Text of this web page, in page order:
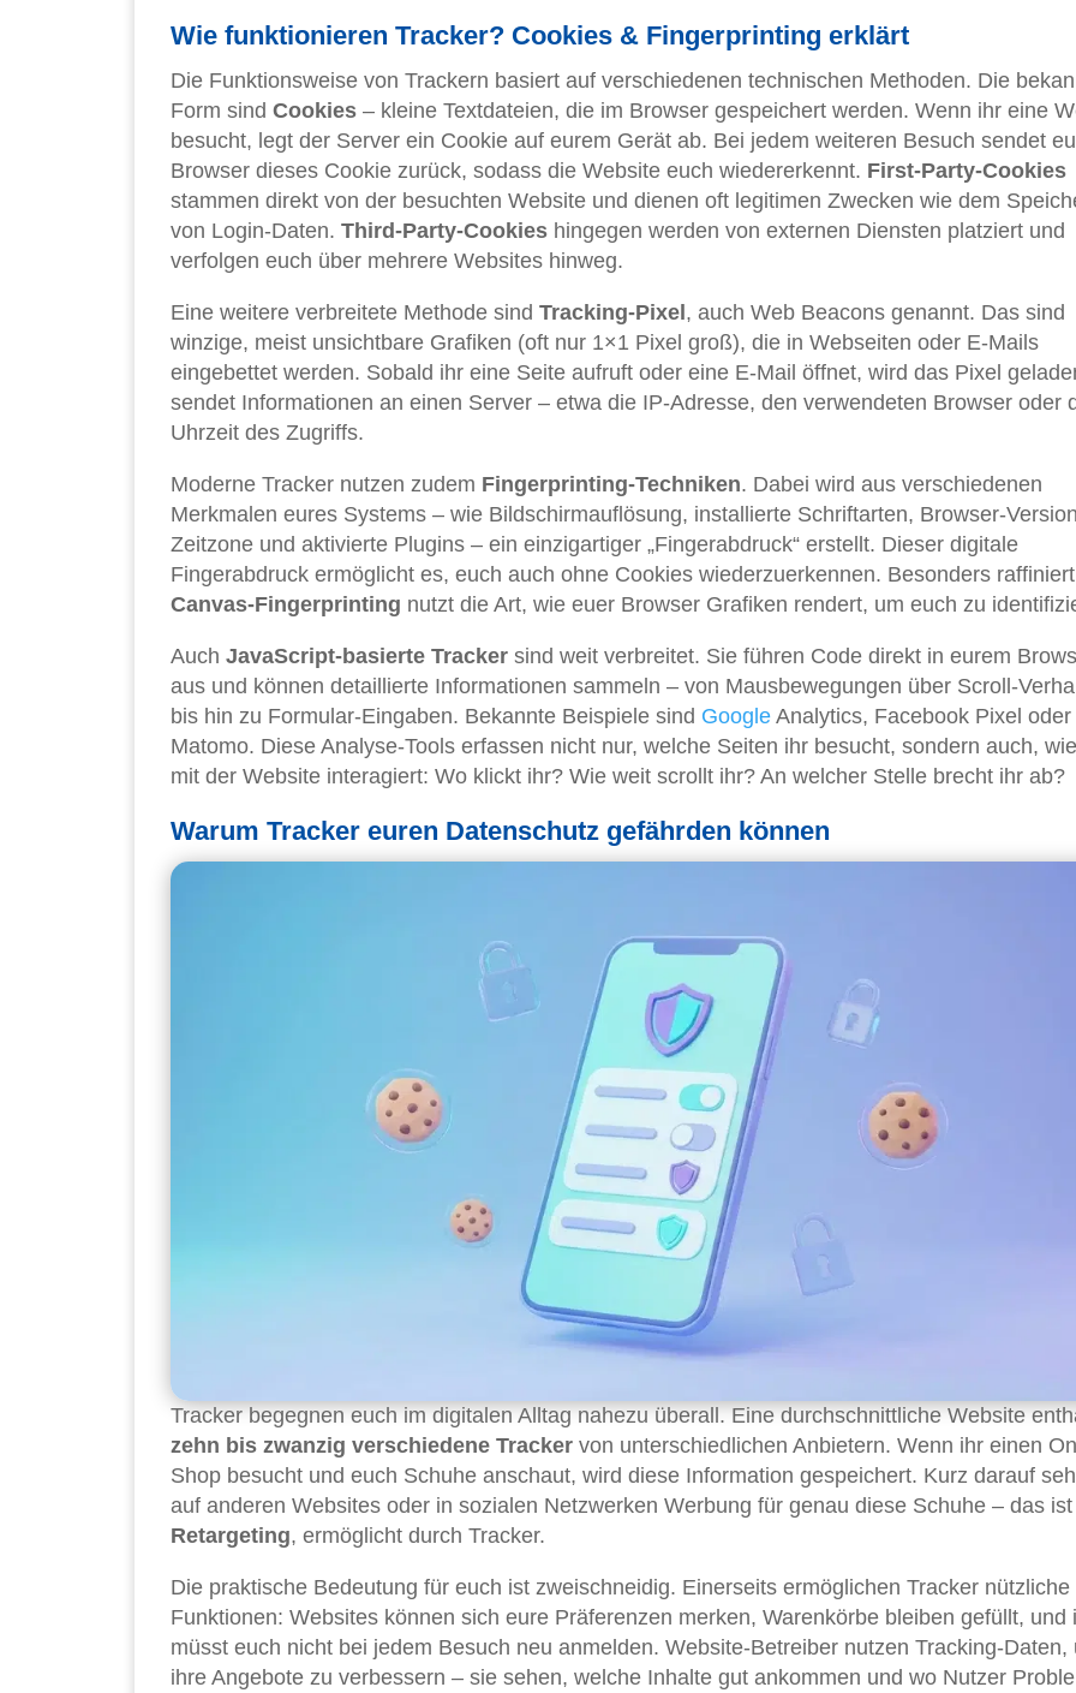
Wie funktionieren Tracker? Cookies & Fingerprinting erklärt
Die Funktionsweise von Trackern basiert auf verschiedenen technischen Methoden. Die
Form sind Cookies – kleine Textdateien, die im Browser gespeichert werden. Wenn ihr eine
besucht, legt der Server ein Cookie auf eurem Gerät ab. Bei jedem weiteren Besuch sendet
Browser dieses Cookie zurück, sodass die Website euch wiedererkennt. First-Party-Cookies
stammen direkt von der besuchten Website und dienen oft legitimen Zwecken wie dem
von Login-Daten. Third-Party-Cookies hingegen werden von externen Diensten platziert und
verfolgen euch über mehrere Websites hinweg.
Eine weitere verbreitete Methode sind Tracking-Pixel, auch Web Beacons genannt. Das sind
winzige, meist unsichtbare Grafiken (oft nur 1×1 Pixel groß), die in Webseiten oder E-Mails
eingebettet werden. Sobald ihr eine Seite aufruft oder eine E-Mail öffnet, wird das Pixel
sendet Informationen an einen Server – etwa die IP-Adresse, den verwendeten Browser oder
Uhrzeit des Zugriffs.
Moderne Tracker nutzen zudem Fingerprinting-Techniken. Dabei wird aus verschiedenen
Merkmalen eures Systems – wie Bildschirmauflösung, installierte Schriftarten, Browser-
Zeitzone und aktivierte Plugins – ein einzigartiger „Fingerabdruck“ erstellt. Dieser digitale
Fingerabdruck ermöglicht es, euch auch ohne Cookies wiederzuerkennen. Besonders
Canvas-Fingerprinting nutzt die Art, wie euer Browser Grafiken rendert, um euch zu
Auch JavaScript-basierte Tracker sind weit verbreitet. Sie führen Code direkt in eurem
aus und können detaillierte Informationen sammeln – von Mausbewegungen über Scroll-
bis hin zu Formular-Eingaben. Bekannte Beispiele sind Google Analytics, Facebook Pixel oder
Matomo. Diese Analyse-Tools erfassen nicht nur, welche Seiten ihr besucht, sondern auch,
mit der Website interagiert: Wo klickt ihr? Wie weit scrollt ihr? An welcher Stelle brecht ihr ab?
Warum Tracker euren Datenschutz gefährden können
Tracker begegnen euch im digitalen Alltag nahezu überall. Eine durchschnittliche Website
zehn bis zwanzig verschiedene Tracker von unterschiedlichen Anbietern. Wenn ihr einen
Shop besucht und euch Schuhe anschaut, wird diese Information gespeichert. Kurz darauf
auf anderen Websites oder in sozialen Netzwerken Werbung für genau diese Schuhe – das ist
Retargeting, ermöglicht durch Tracker.
Die praktische Bedeutung für euch ist zweischneidig. Einerseits ermöglichen Tracker nützliche
Funktionen: Websites können sich eure Präferenzen merken, Warenkörbe bleiben gefüllt, und
müsst euch nicht bei jedem Besuch neu anmelden. Website-Betreiber nutzen Tracking-Daten,
ihre Angebote zu verbessern – sie sehen, welche Inhalte gut ankommen und wo Nutzer